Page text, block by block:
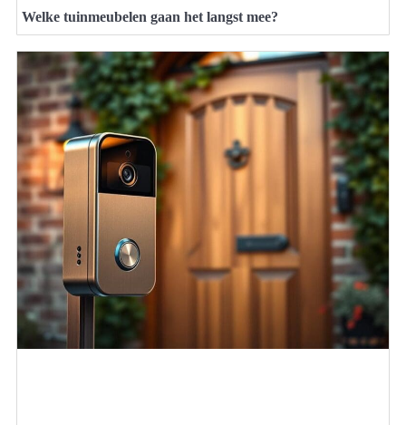
Welke tuinmeubelen gaan het langst mee?